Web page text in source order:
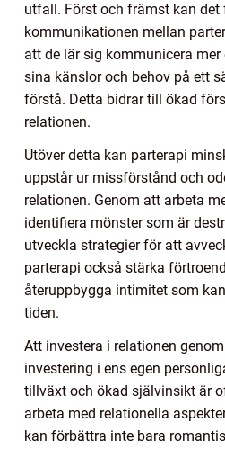
utfall. Först och främst kan det
kommunikationen mellan
att de lär sig kommunicera
sina känslor och behov på ett
förstå. Detta bidrar till ökad
relationen.
Utöver detta kan parterapi
uppstår ur missförstånd och
relationen. Genom att arbeta
identifiera mönster som är
utveckla strategier för att
parterapi också stärka
återuppbygga intimitet som
tiden.
Att investera i relationen
investering i ens egen
tillväxt och ökad självinsikt är
arbeta med relationella
kan förbättra inte bara